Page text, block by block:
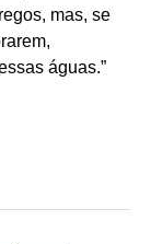
mas, se
águas.”